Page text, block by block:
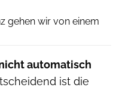
gehen wir von einem
automatisch
ist die